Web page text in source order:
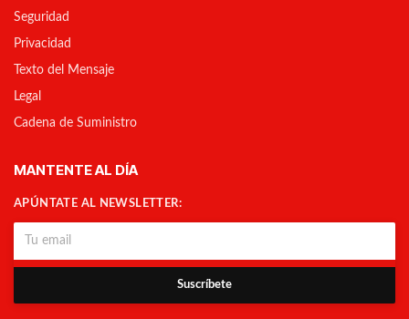
Seguridad
Privacidad
Texto del Mensaje
Legal
Cadena de Suministro
MANTENTE AL DÍA
APÚNTATE AL NEWSLETTER:
Suscríbete